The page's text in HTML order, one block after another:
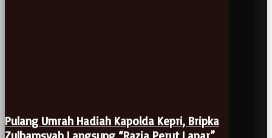
Pulang Umrah Hadiah Kapolda Kepri, Bripka